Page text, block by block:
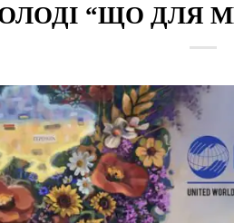
“ЩО ДЛЯ